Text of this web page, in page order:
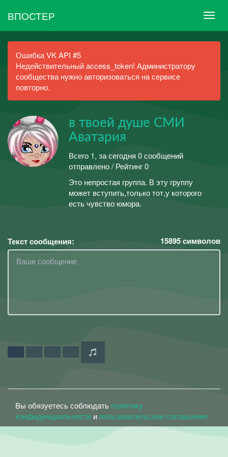
ВПОСТЕР
Ошибка VK API #5
Недействительный access_token! Администратору
сообщества нужно авторизоваться на сервисе
повторно.
в твоей душе СМИ
Аватария
Всего 1, за сегодня 0 сообщений
отправлено / Рейтинг 0
Это непростая группа. В эту группу
может вступить,только тот,у которого
есть чувство юмора.
Текст сообщения: 15895символов
Вы обязуетесь соблюдать политику
конфиденциальности и пользовательское соглашение